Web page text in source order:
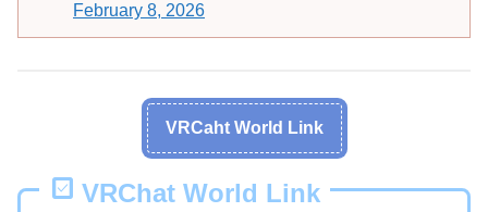
February 8, 2026
VRCaht World Link
VRChat World Link